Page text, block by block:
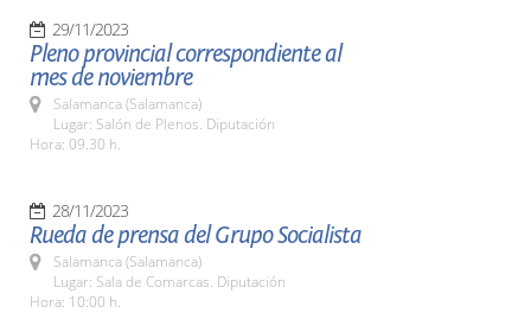
29/11/2023
Pleno provincial correspondiente al
mes de noviembre
Salamanca (Salamanca)
Lugar: Salón de Plenos. Diputación
Hora: 09.30 h.
28/11/2023
Rueda de prensa del Grupo Socialista
Salamanca (Salamanca)
Lugar: Sala de Comarcas. Diputación
Hora: 10:00 h.